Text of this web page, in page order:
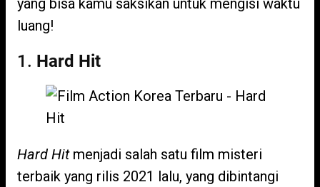
luang!
1. Hard Hit
Hard Hitmenjadi salah satu film misteri
terbaik yang rilis 2021 lalu, yang dibintangi